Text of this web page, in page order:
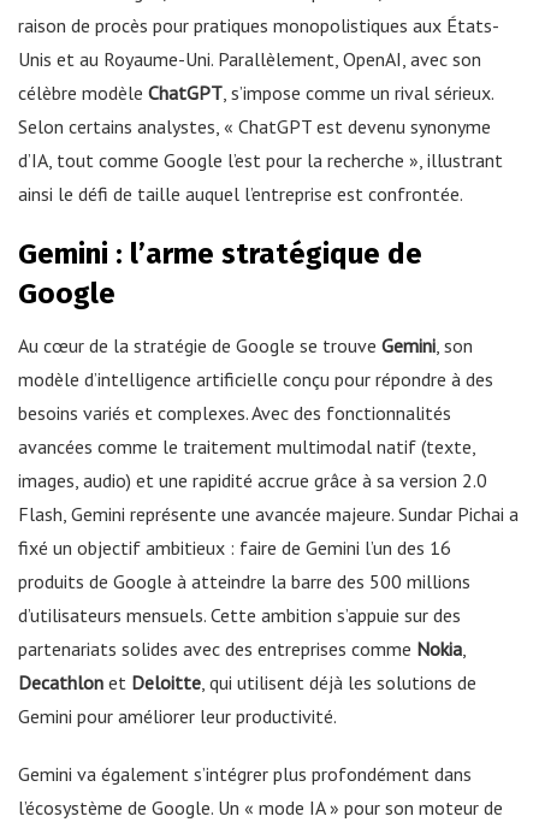
raison de procès pour pratiques monopolistiques aux États-
Unis et au Royaume-Uni. Parallèlement, OpenAI, avec son
célèbre modèle ChatGPT, s’impose comme un rival sérieux.
Selon certains analystes, « ChatGPT est devenu synonyme
d’IA, tout comme Google l’est pour la recherche », illustrant
ainsi le défi de taille auquel l’entreprise est confrontée.
Gemini : l’arme stratégique de
Google
Au cœur de la stratégie de Google se trouve Gemini, son
modèle d’intelligence artificielle conçu pour répondre à des
besoins variés et complexes. Avec des fonctionnalités
avancées comme le traitement multimodal natif (texte,
images, audio) et une rapidité accrue grâce à sa version 2.0
Flash, Gemini représente une avancée majeure. Sundar Pichai a
fixé un objectif ambitieux : faire de Gemini l’un des 16
produits de Google à atteindre la barre des 500 millions
d’utilisateurs mensuels. Cette ambition s’appuie sur des
partenariats solides avec des entreprises comme Nokia,
Decathlon et Deloitte, qui utilisent déjà les solutions de
Gemini pour améliorer leur productivité.
Gemini va également s’intégrer plus profondément dans
l’écosystème de Google. Un « mode IA » pour son moteur de